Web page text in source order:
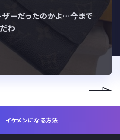
がダサくなってしまう
イケメンになる方法